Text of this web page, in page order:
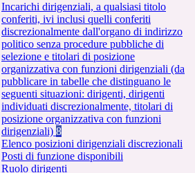
Incarichi dirigenziali, a qualsiasi titolo
conferiti, ivi inclusi quelli conferiti
discrezionalmente dall'organo di indirizzo
politico senza procedure pubbliche di
selezione e titolari di posizione
organizzativa con funzioni dirigenziali (da
pubblicare in tabelle che distinguano le
seguenti situazioni: dirigenti, dirigenti
individuati discrezionalmente, titolari di
posizione organizzativa con funzioni
dirigenziali) 8
Elenco posizioni dirigenziali discrezionali
Posti di funzione disponibili
Ruolo dirigenti